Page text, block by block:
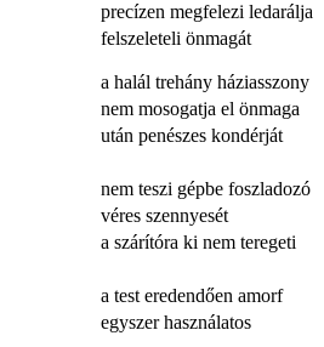
precízen megfelezi ledarálja
felszeleteli önmagát
a halál trehány háziasszony
nem mosogatja el önmaga
után penészes kondérját
nem teszi gépbe foszladozó
véres szennyesét
a szárítóra ki nem teregeti
a test eredendően amorf
egyszer használatos